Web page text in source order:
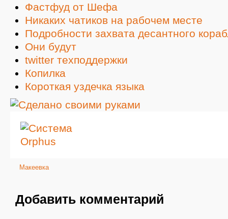
Фастфуд от Шефа
Никаких чатиков на рабочем месте
Подробности захвата десантного
Они будут
twitter техподдержки
Копилка
Короткая уздечка языка
Макеевка
Добавить комментарий